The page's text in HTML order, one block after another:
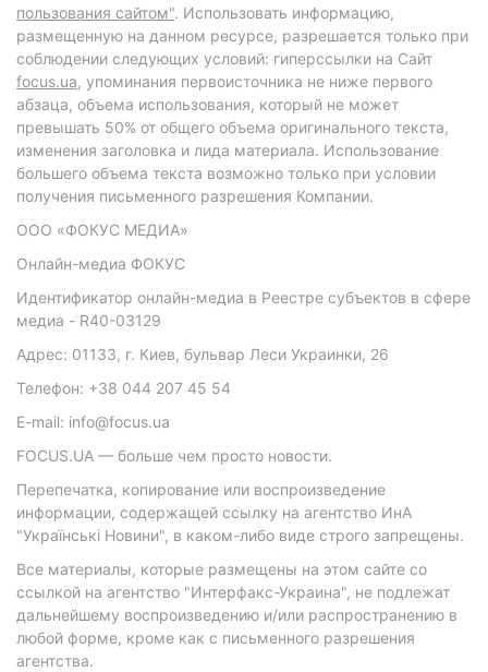
пользования сайтом". Использовать информацию,
размещенную на данном ресурсе, разрешается только при
соблюдении следующих условий: гиперссылки на Сайт
focus.ua, упоминания первоисточника не ниже первого
абзаца, объема использования, который не может
превышать 50% от общего объема оригинального текста,
изменения заголовка и лида материала. Использование
большего объема текста возможно только при условии
получения письменного разрешения Компании.
ООО «ФОКУС МЕДИА»
Онлайн-медиа ФОКУС
Идентификатор онлайн-медиа в Реестре субъектов в сфере
медиа - R40-03129
Адрес: 01133, г. Киев, бульвар Леси Украинки, 26
Телефон: +38 044 207 45 54
E-mail: info@focus.ua
FOCUS.UA — больше чем просто новости.
Перепечатка, копирование или воспроизведение
информации, содержащей ссылку на агентство ИнА
"Українські Новини", в каком-либо виде строго запрещены.
Все материалы, которые размещены на этом сайте со
ссылкой на агентство "Интерфакс-Украина", не подлежат
дальнейшему воспроизведению и/или распространению в
любой форме, кроме как с письменного разрешения
агентства.